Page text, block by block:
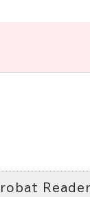
Reader